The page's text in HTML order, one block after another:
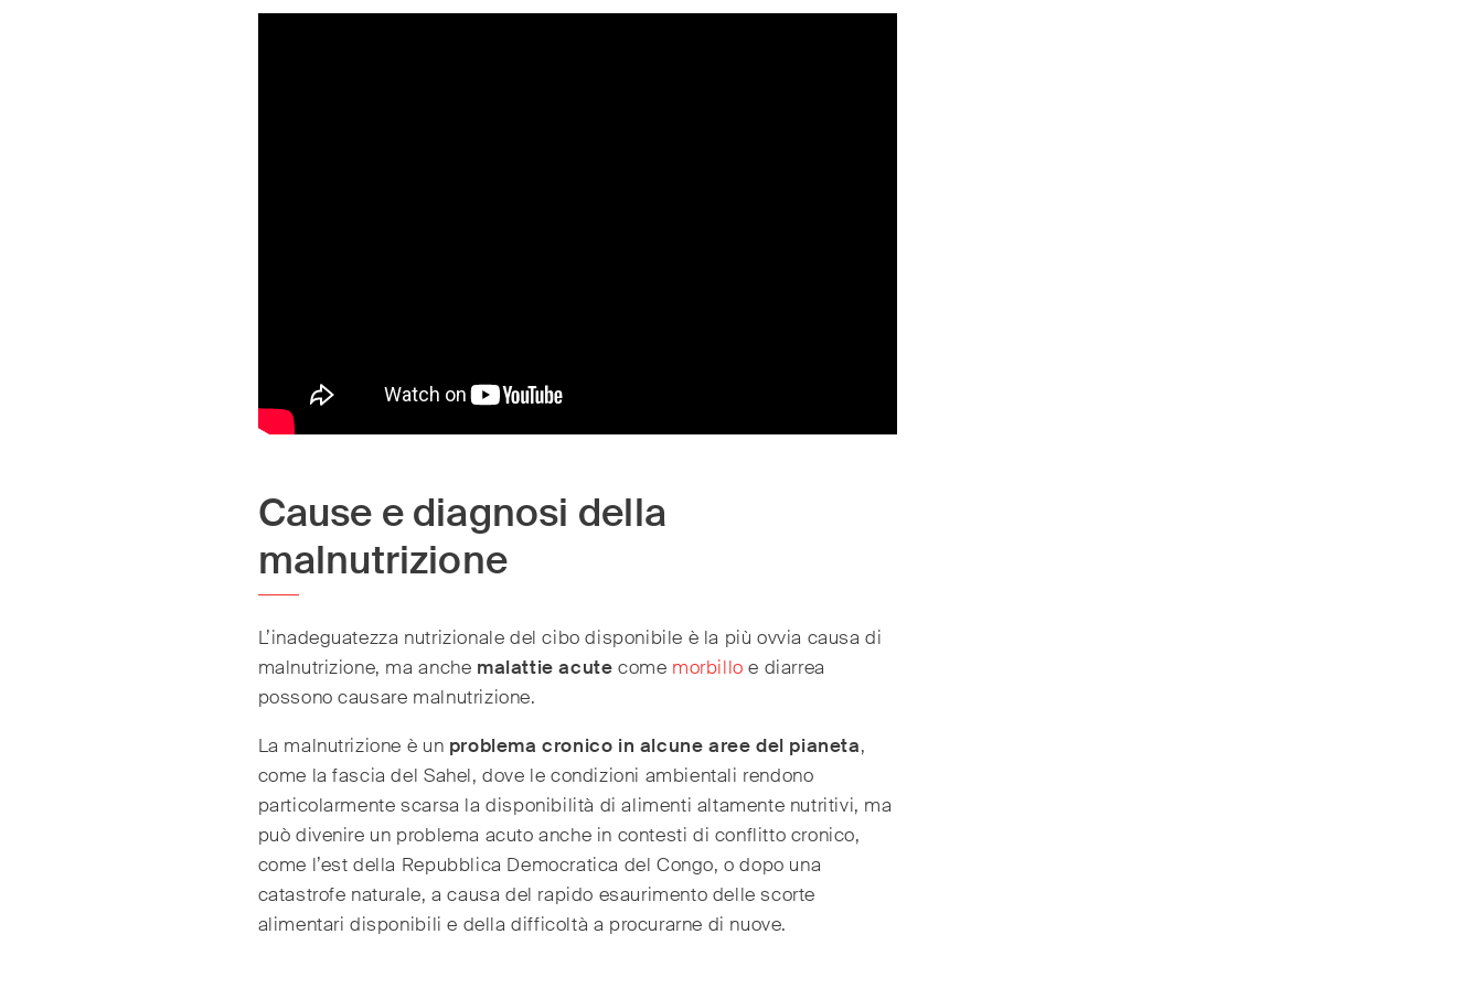
Cause e diagnosi della
malnutrizione
L’inadeguatezza nutrizionale del cibo disponibile è la più ovvia causa di
malnutrizione, ma anche malattie acute come morbillo e diarrea
possono causare malnutrizione.
La malnutrizione è un problema cronico in alcune aree del pianeta,
come la fascia del Sahel, dove le condizioni ambientali rendono
particolarmente scarsa la disponibilità di alimenti altamente nutritivi, ma
può divenire un problema acuto anche in contesti di conflitto cronico,
come l’est della Repubblica Democratica del Congo, o dopo una
catastrofe naturale, a causa del rapido esaurimento delle scorte
alimentari disponibili e della difficoltà a procurarne di nuove.